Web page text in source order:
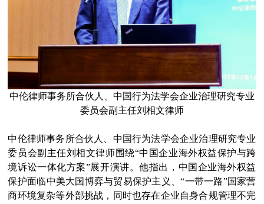
中伦律师事务所合伙人、中国行为法学会企业治理研究专业
委员会副主任刘相文律师
中伦律师事务所合伙人、中国行为法学会企业治理研究专业
委员会副主任刘相文律师围绕“中国企业海外权益保护与跨
境诉讼一体化方案”展开演讲。他指出，中国企业海外权益
保护面临中美大国博弈与贸易保护主义、“一带一路”国家营
商环境复杂等外部挑战，同时也存在企业自身合规管理不完